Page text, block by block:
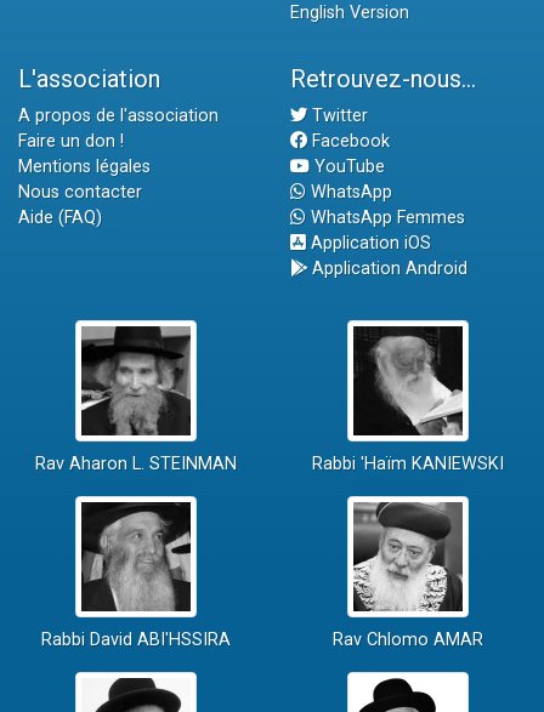
English Version
L'association
A propos de l'association
Faire un don !
Mentions légales
Nous contacter
Aide (FAQ)
Retrouvez-nous...
Twitter
Facebook
YouTube
WhatsApp
WhatsApp Femmes
Application iOS
Application Android
Rav Aharon L. STEINMAN Rabbi 'Haïm KANIEWSKI
Rabbi David ABI'HSSIRA Rav Chlomo AMAR